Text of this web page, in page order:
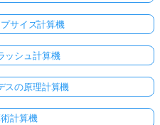
サイズ計算機
ッシュ計算機
スの原理計算機
計算機